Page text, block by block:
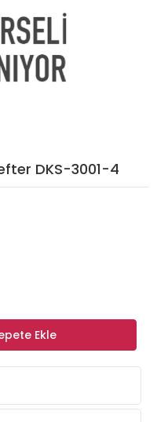
DKS-3001-4
Ekle